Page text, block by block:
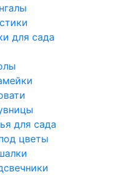
для сада
для сада
цветы